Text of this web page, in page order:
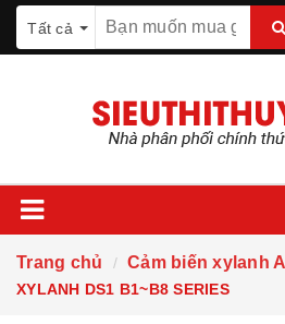
Tất cả
Trang chủ Cảm biến xylanh
XYLANH DS1 B1~B8 SERIES